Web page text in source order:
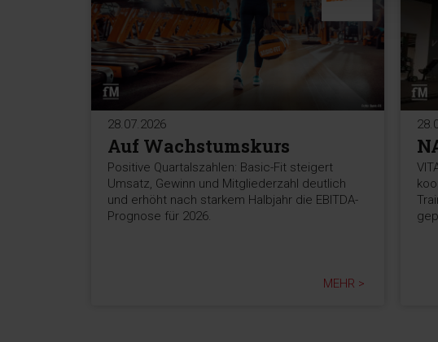
28.07.2026
Auf Wachstumskurs
Positive Quartalszahlen: Basic-Fit steigert
Umsatz, Gewinn und Mitgliederzahl deutlich
und erhöht nach starkem Halbjahr die EBITDA-
Prognose für 2026.
MEHR >